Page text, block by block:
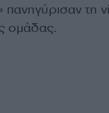
τη
ομάδας.